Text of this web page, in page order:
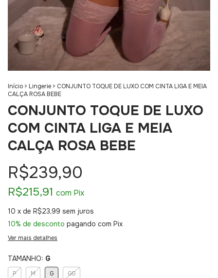
Início > Lingerie > CONJUNTO TOQUE DE LUXO COM CINTA LIGA E MEIA
CALÇA ROSA BEBE
CONJUNTO TOQUE DE LUXO
COM CINTA LIGA E MEIA
CALÇA ROSA BEBE
R$239,90
R$215,91 com Pix
10 x de R$23,99 sem juros
10% de desconto pagando com Pix
Ver mais detalhes
TAMANHO: G
P M G GG